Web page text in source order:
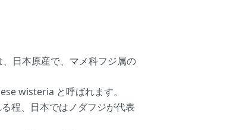
日本原産で、マメ科フジ属の
wisteria と呼ばれます。
程、日本ではノダフジが代表